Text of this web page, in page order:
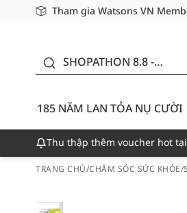
Tham gia Watsons VN
Miễn phí giao hàng cho đơn
Giao hàng nhanh 24h - Áp
SHOPATHON 8.8 -
CƯỜI - GIẢM ĐẾN
50%
185 NĂM LAN TỎA NỤ CƯỜI
Thu thập thêm voucher hot
TRANG CHỦ/CHĂM SÓC SỨC KHỎE/